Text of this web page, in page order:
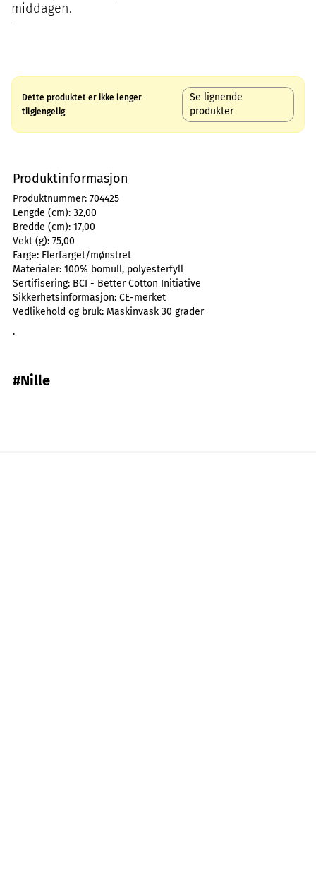
middagen.
Dette produktet er ikke lenger
tilgjengelig
Se lignende
produkter
Produktinformasjon
Produktnummer: 704425
Lengde (cm): 32,00
Bredde (cm): 17,00
Vekt (g): 75,00
Farge: Flerfarget/mønstret
Materialer: 100% bomull, polyesterfyll
Sertifisering: BCI - Better Cotton Initiative
Sikkerhetsinformasjon: CE-merket
Vedlikehold og bruk: Maskinvask 30 grader
.
#Nille